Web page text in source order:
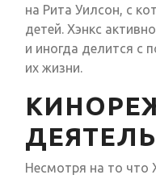
на Рита Уилсон, с
детей. Хэнкс
и иногда делится с
их жизни.
Несмотря на то что